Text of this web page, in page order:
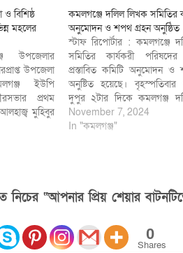
বিশিষ্ঠ
মহলের
উপজেলার
উপজেলা
ইউপি
প্রথম
মুহিবুর
ভানুগাছ
সভাপতি ও
কমলগঞ্জে দলিল লিখক সমিতির
অনুমোদন ও শপথ গ্রহন অনুষ্ঠিত
স্টাফ রিপোর্টার : কমলগঞ্জে
সমিতির কার্যকরী পরিষদের
প্রস্তাবিত কমিটি অনুমোদন ও
অনুষ্টিত হয়েছে। বৃহস্পতিবার
দুপুর ২টার দিকে কমলগঞ্জ
সমিতির আয়োজনে কমলগঞ্জ সাব
অফিসের দলিল লিখকদের
November 7, 2024
In "কমলগঞ্জ"
নিচের “আপনার প্রিয় শেয়ার
0
Shares